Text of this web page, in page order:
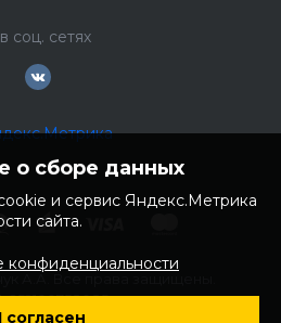
соц. сетях
о сборе данных
и сервис Яндекс.Метрика
сайта.
согласен